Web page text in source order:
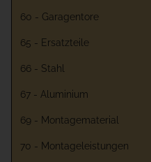
60 - Garagentore
65 - Ersatzteile
66 - Stahl
67 - Aluminium
69 - Montagematerial
70 - Montageleistungen